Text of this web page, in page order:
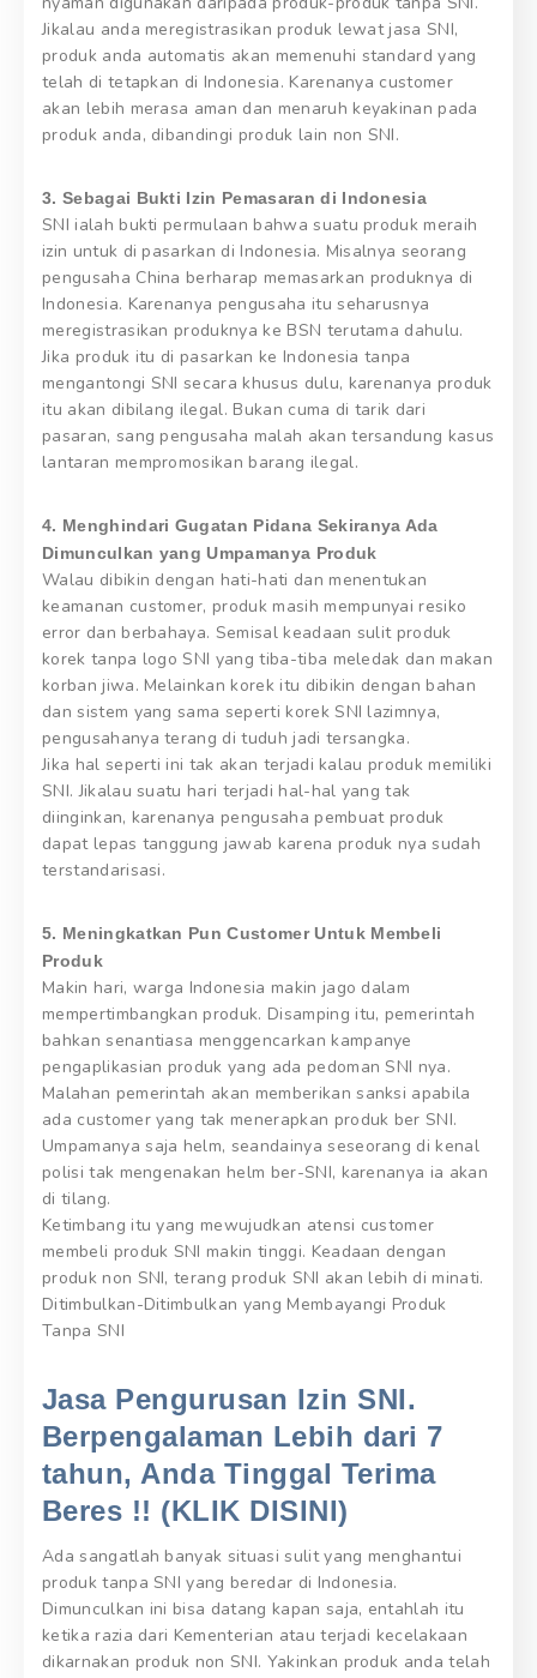
Jikalau anda meregistrasikan produk lewat jasa SNI,
produk anda automatis akan memenuhi standard yang
telah di tetapkan di Indonesia. Karenanya customer
akan lebih merasa aman dan menaruh keyakinan pada
produk anda, dibandingi produk lain non SNI.
3. Sebagai Bukti Izin Pemasaran di Indonesia
SNI ialah bukti permulaan bahwa suatu produk meraih
izin untuk di pasarkan di Indonesia. Misalnya seorang
pengusaha China berharap memasarkan produknya di
Indonesia. Karenanya pengusaha itu seharusnya
meregistrasikan produknya ke BSN terutama dahulu.
Jika produk itu di pasarkan ke Indonesia tanpa
mengantongi SNI secara khusus dulu, karenanya produk
itu akan dibilang ilegal. Bukan cuma di tarik dari
pasaran, sang pengusaha malah akan tersandung kasus
lantaran mempromosikan barang ilegal.
4. Menghindari Gugatan Pidana Sekiranya Ada
Dimunculkan yang Umpamanya Produk
Walau dibikin dengan hati-hati dan menentukan
keamanan customer, produk masih mempunyai resiko
error dan berbahaya. Semisal keadaan sulit produk
korek tanpa logo SNI yang tiba-tiba meledak dan makan
korban jiwa. Melainkan korek itu dibikin dengan bahan
dan sistem yang sama seperti korek SNI lazimnya,
pengusahanya terang di tuduh jadi tersangka.
Jika hal seperti ini tak akan terjadi kalau produk memiliki
SNI. Jikalau suatu hari terjadi hal-hal yang tak
diinginkan, karenanya pengusaha pembuat produk
dapat lepas tanggung jawab karena produk nya sudah
terstandarisasi.
5. Meningkatkan Pun Customer Untuk Membeli
Produk
Makin hari, warga Indonesia makin jago dalam
mempertimbangkan produk. Disamping itu, pemerintah
bahkan senantiasa menggencarkan kampanye
pengaplikasian produk yang ada pedoman SNI nya.
Malahan pemerintah akan memberikan sanksi apabila
ada customer yang tak menerapkan produk ber SNI.
Umpamanya saja helm, seandainya seseorang di kenal
polisi tak mengenakan helm ber-SNI, karenanya ia akan
di tilang.
Ketimbang itu yang mewujudkan atensi customer
membeli produk SNI makin tinggi. Keadaan dengan
produk non SNI, terang produk SNI akan lebih di minati.
Ditimbulkan-Ditimbulkan yang Membayangi Produk
Tanpa SNI
Jasa Pengurusan Izin SNI.
Berpengalaman Lebih dari 7
tahun, Anda Tinggal Terima
Beres !! (KLIK DISINI)
Ada sangatlah banyak situasi sulit yang menghantui
produk tanpa SNI yang beredar di Indonesia.
Dimunculkan ini bisa datang kapan saja, entahlah itu
ketika razia dari Kementerian atau terjadi kecelakaan
dikarnakan produk non SNI. Yakinkan produk anda telah